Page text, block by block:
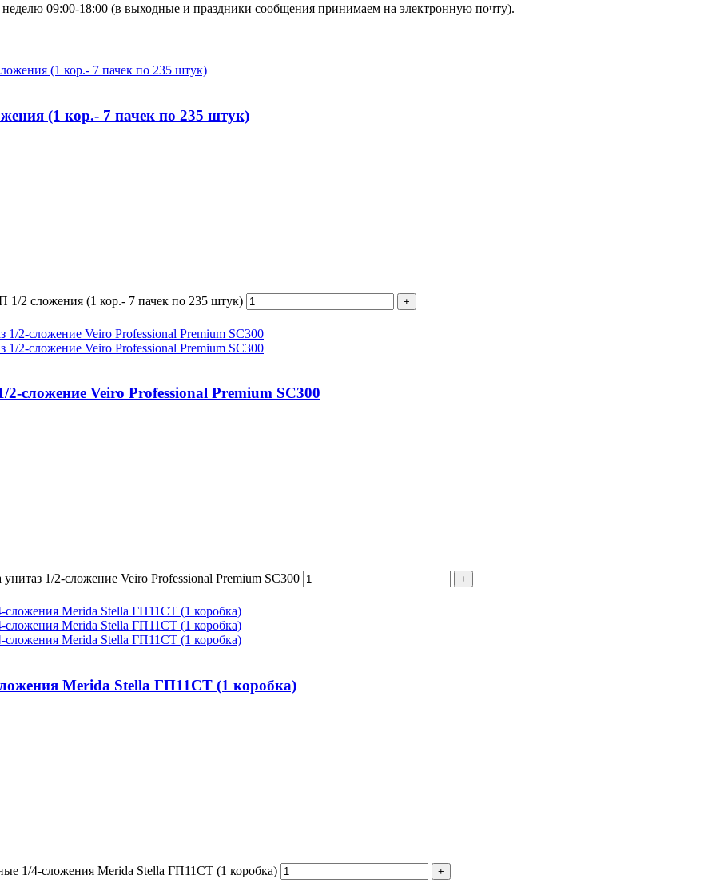
09:00-18:00 (в выходные и праздники сообщения принимаем на электронную почту).
(1 кор.- 7 пачек по 235 штук)
1/2 сложения (1 кор.- 7 пачек по 235 штук)
сложение Veiro Professional Premium SC300
1/2-сложение Veiro Professional Premium SC300
Merida Stella ГП11СТ (1 коробка)
1/4-сложения Merida Stella ГП11СТ (1 коробка)